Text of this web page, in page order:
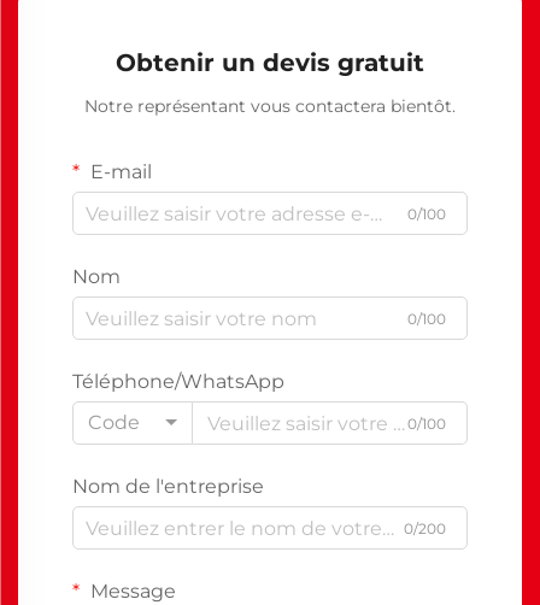
Obtenir un devis gratuit
Notre représentant vous contactera bientôt.
E-mail
0/100
Nom
0/100
Téléphone/WhatsApp
Code
0/100
Nom de l'entreprise
0/200
Message